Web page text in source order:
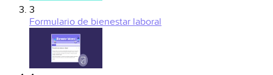
3
Formulario de bienestar laboral